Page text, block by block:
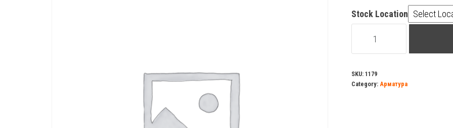
Stock Location
нажимная
quantity
SKU: 1179
Category: Арматура